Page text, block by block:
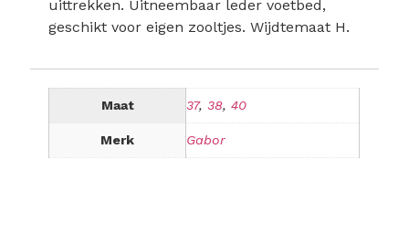
uittrekken. Uitneembaar leder voetbed,
geschikt voor eigen zooltjes. Wijdtemaat H.
Maat 37,38,40
Merk Gabor